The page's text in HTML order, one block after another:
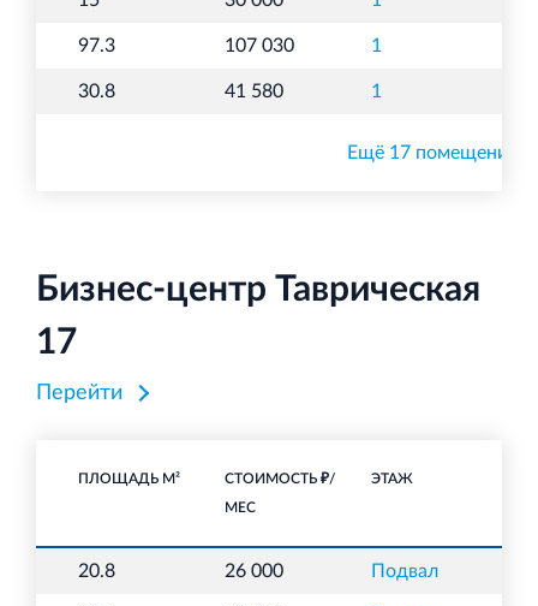
97.3 107 030 1
30.8 41 580 1
Ещё 17 помещений
Бизнес-центр Таврическая
17
Перейти
ПЛОЩАДЬ М²
СТОИМОСТЬ ₽/
МЕС
ЭТАЖ
20.8 26 000 Подвал